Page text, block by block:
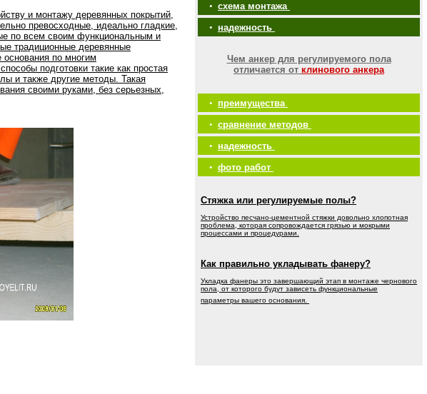
и монтажу деревянных покрытий,
превосходные, идеально гладкие,
по всем своим функциональным и
традиционные деревянные
основания по многим
подготовки такие как простая
и также другие методы. Такая
своими руками, без серьезных,
• схема монтажа
• надежность
Чем анкер для регулируемого пола
отличается от клинового анкера
• преимущества
• сравнение методов
• надежность
• фото работ
Стяжка или регулируемые полы?
Устройство песчано-цементной стяжки довольно хлопотная
проблема, которая сопровождается грязью и мокрыми
процессами и процедурами.
Как правильно укладывать фанеру?
Укладка фанеры это завершающий этап в монтаже чернового
пола, от которого будут зависеть функциональные
параметры вашего основания.